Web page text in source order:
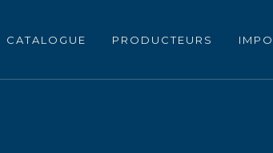
CATALOGUE PRODUCTEURS